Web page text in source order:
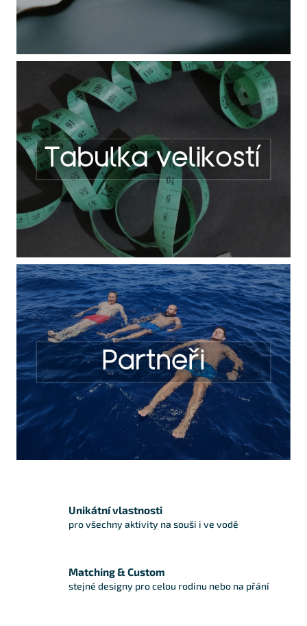
Unikátní vlastnosti
pro všechny aktivity na souši i ve vodě
Matching & Custom
stejné designy pro celou rodinu nebo na přání